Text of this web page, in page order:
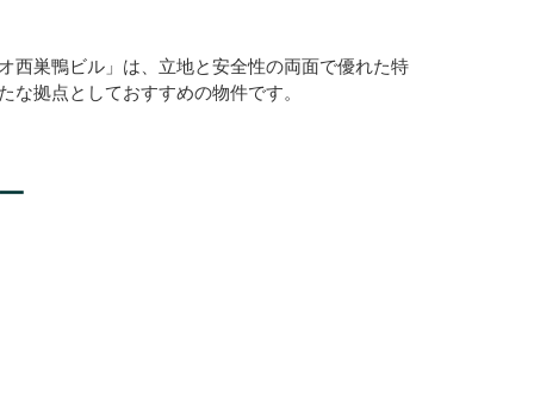
西巣鴨ビル」は、立地と安全性の両面で優れた特
な拠点としておすすめの物件です。